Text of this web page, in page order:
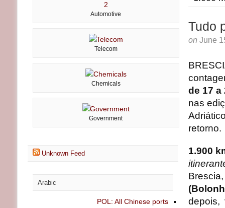
Tudo
on June
de 17 a
nas
retorno.
1.900
depois,
Automotive
Telecom
Chemicals
Government
Unknown Feed
Arabic
POL: All Chinese ports